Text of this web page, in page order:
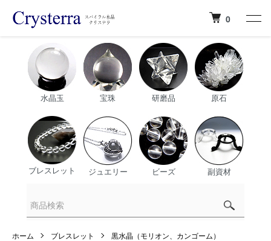
0
水晶玉 宝珠 研磨品 原石
ブレスレット ジュエリー ビーズ 副資材
ホーム ブレスレット 黒水晶（モリオン、カンゴーム）